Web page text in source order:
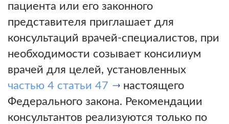
пациента или его законного
представителя приглашает для
консультаций врачей-специалистов, при
необходимости созывает консилиум
врачей для целей, установленных
частью 4 статьи 47
настоящего
Федерального закона. Рекомендации
консультантов реализуются только по